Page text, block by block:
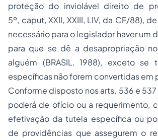
proteção do inviolável direito de
5º, caput, XXII, XXIII, LIV, da CF/88),
necessário para o legislador haver um
para que se dê a desapropriação
alguém (BRASIL, 1988), exceto se
específicas não forem convertidas em
Conforme disposto nos arts. 536 e 537
poderá de ofício ou a requerimento,
efetivação da tutela específica ou
de providências que assegurem o